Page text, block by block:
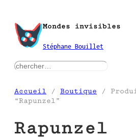
contenu
Mondes invisibles
Stéphane Bouillet
rechercher
Accueil / Boutique /
“Rapunzel”
Rapunzel